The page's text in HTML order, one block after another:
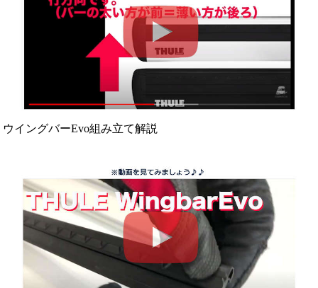
ウイングバーEvo組み立て解説